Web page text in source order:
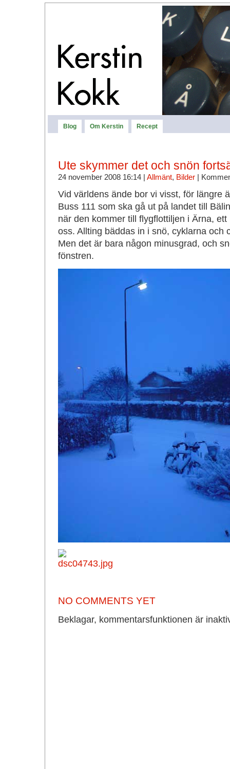
Blog Om Kerstin Recept
Ute skymmer det och snön
24 november 2008 16:14 | Allmänt, Bilder|
Vid världens ände bor vi visst, för längre
Buss 111 som ska gå ut på landet till
när den kommer till flygflottiljen i Ärna,
oss. Allting bäddas in i snö, cyklarna och
Men det är bara någon minusgrad, och
fönstren.
NO COMMENTS YET
Beklagar, kommentarsfunktionen är